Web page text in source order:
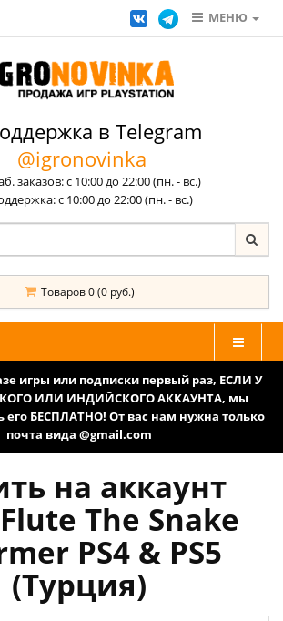
МЕНЮ
в Telegram
@igronovinka
заказов: с 10:00 до 22:00 (пн. - вс.)
с 10:00 до 22:00 (пн. - вс.)
Товаров 0 (0 руб.)
игры или подписки первый раз, ЕСЛИ У
ИЛИ ИНДИЙСКОГО АККАУНТА, мы
его БЕСПЛАТНО! От вас нам нужна только
почта вида @gmail.com
на аккаунт
The Snake
PS4 & PS5
(Турция)